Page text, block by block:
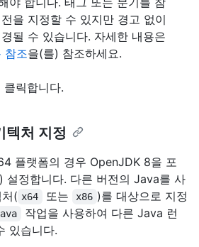
을 지정할 수 있지만 경고 없이
될 수 있습니다. 자세한 내용은
참조을(를) 참조하세요.
클릭합니다.
텍처 지정
플랫폼의 경우 OpenJDK 8을 포
설정합니다. 다른 버전의 Java를 사
( x64 또는 x86 )를 대상으로 지정
작업을 사용하여 다른 Java 런
있습니다.